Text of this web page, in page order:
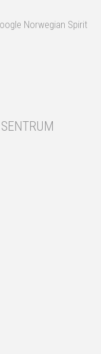
Norwegian Spirit